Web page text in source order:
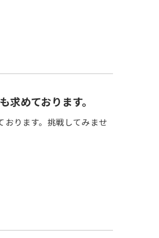
めております。
おります。挑戦してみませ